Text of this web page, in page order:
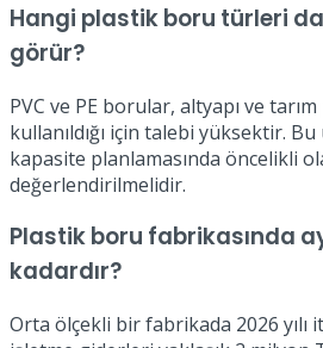
Hangi plastik boru türleri
görür?
PVC ve PE borular, altyapı ve
kullanıldığı için talebi yüksektir.
kapasite planlamasında öncelikli
değerlendirilmelidir.
Plastik boru fabrikasında
kadardır?
Orta ölçekli bir fabrikada 2026 yılı